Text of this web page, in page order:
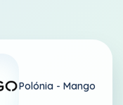
Polónia - Mango